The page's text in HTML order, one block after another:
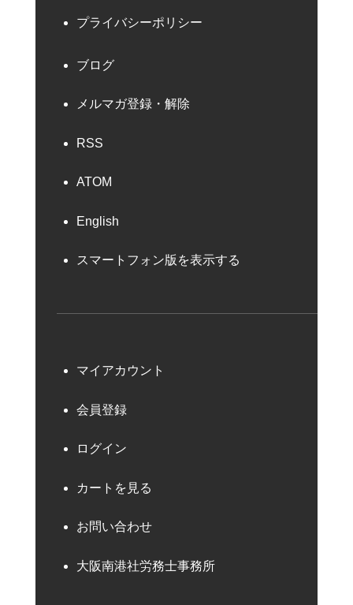
プライバシーポリシー
ブログ
メルマガ登録・解除
RSS
ATOM
English
スマートフォン版を表示する
マイアカウント
会員登録
ログイン
カートを見る
お問い合わせ
大阪南港社労務士事務所